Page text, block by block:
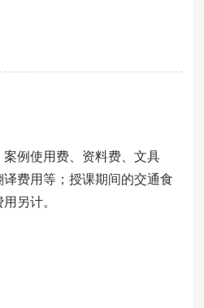
例使用费、资料费、文具
费用等；授课期间的交通食
另计。